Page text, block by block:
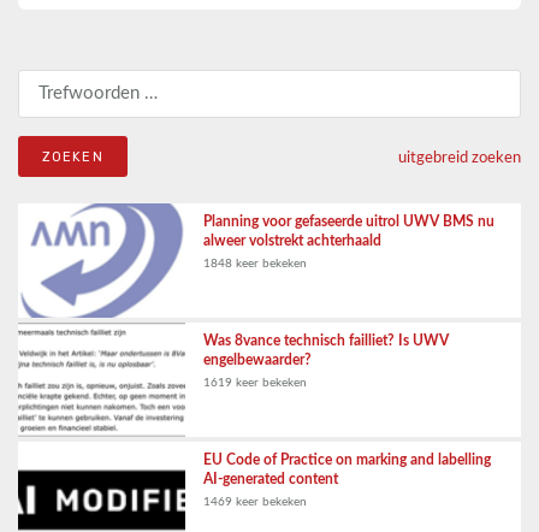
Zoeken naar:
uitgebreid zoeken
Planning voor gefaseerde uitrol UWV BMS nu
alweer volstrekt achterhaald
1848 keer bekeken
Was 8vance technisch failliet? Is UWV
engelbewaarder?
1619 keer bekeken
EU Code of Practice on marking and labelling
AI-generated content
1469 keer bekeken